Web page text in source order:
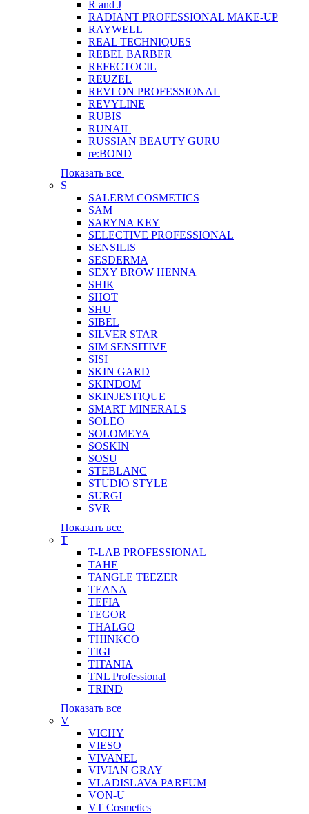
R and J
RADIANT PROFESSIONAL MAKE-UP
RAYWELL
REAL TECHNIQUES
REBEL BARBER
REFECTOCIL
REUZEL
REVLON PROFESSIONAL
REVYLINE
RUBIS
RUNAIL
RUSSIAN BEAUTY GURU
re:BOND
Показать все
S
SALERM COSMETICS
SAM
SARYNA KEY
SELECTIVE PROFESSIONAL
SENSILIS
SESDERMA
SEXY BROW HENNA
SHIK
SHOT
SHU
SIBEL
SILVER STAR
SIM SENSITIVE
SISI
SKIN GARD
SKINDOM
SKINJESTIQUE
SMART MINERALS
SOLEO
SOLOMEYA
SOSKIN
SOSU
STEBLANC
STUDIO STYLE
SURGI
SVR
Показать все
T
T-LAB PROFESSIONAL
TAHE
TANGLE TEEZER
TEANA
TEFIA
TEGOR
THALGO
THINKCO
TIGI
TITANIA
TNL Professional
TRIND
Показать все
V
VICHY
VIESO
VIVANEL
VIVIAN GRAY
VLADISLAVA PARFUM
VON-U
VT Cosmetics